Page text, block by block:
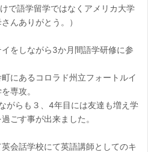
で語学留学ではなくアメリカ大学
んありがとう。）
をしながら3か月間語学研修に参
にあるコロラド州立フォートルイ
専攻。
がらも３、4年目には友達も増え学
ごす事が出来ました。
会話学校にて英語講師としてのキ